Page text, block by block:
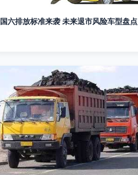
国六排放标准来袭 未来退市风险车型盘点